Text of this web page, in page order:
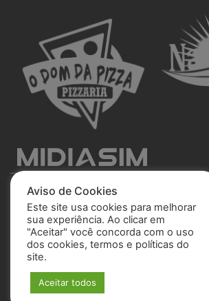
São José Esporte Clube
© 2025 Todos os direitos reservados.
Aviso de Cookies
Este site usa cookies para melhorar
sua experiência. Ao clicar em
"Aceitar" você concorda com o uso
dos cookies, termos e políticas do
site.
Aceitar todos